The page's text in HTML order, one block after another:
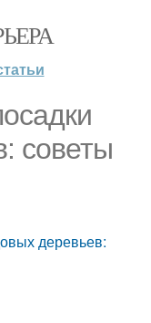
советы
деревьев: